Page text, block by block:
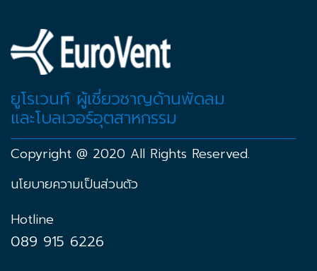
ยูโรเวนท์ ผู้เชี่ยวชาญด้านพัดลม
และโบลเวอร์อุตสาหกรรม
Copyright @ 2020 All Rights Reserved.
นโยบายความเป็นส่วนตัว
Hotline
089 915 6226